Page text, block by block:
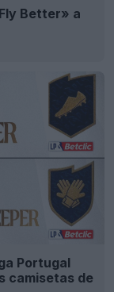
Better» a
Portugal
camisetas de